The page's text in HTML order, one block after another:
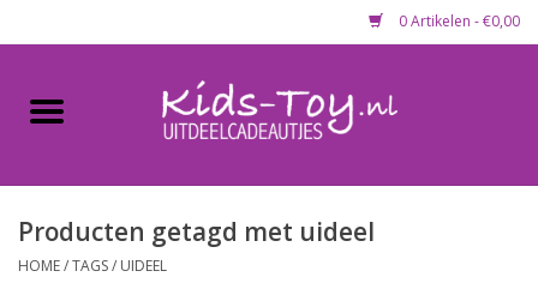
0 Artikelen - €0,00
Home
Gevulde capsules & mixen
Producten getagd met uideel
HOME/TAGS/ UIDEEL